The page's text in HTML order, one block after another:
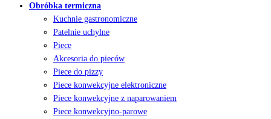
Obróbka termiczna
Kuchnie gastronomiczne
Patelnie uchylne
Piece
Akcesoria do pieców
Piece do pizzy
Piece konwekcyjne elektroniczne
Piece konwekcyjne z naparowaniem
Piece konwekcyjno-parowe